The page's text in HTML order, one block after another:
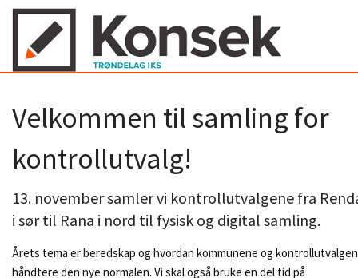
Velkommen til samling for
kontrollutvalg!
13. november samler vi kontrollutvalgene fra
i sør til Rana i nord til fysisk og digital samling.
Årets tema er beredskap og hvordan kommunene og
håndtere den nye normalen. Vi skal også bruke en del tid på